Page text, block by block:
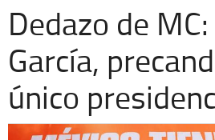
Cronos
Economía
Espectáculos
Dedazo de
García,
único